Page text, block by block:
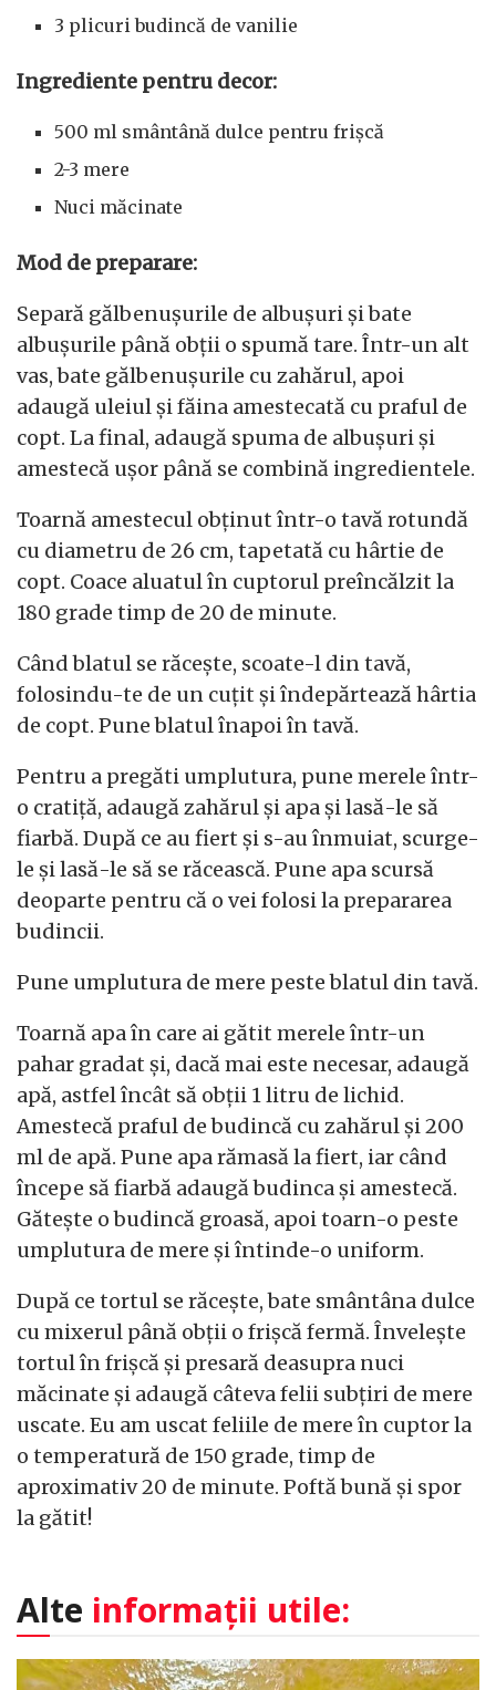
3 plicuri budincă de vanilie
Ingrediente pentru decor:
500 ml smântână dulce pentru frișcă
2-3 mere
Nuci măcinate
Mod de preparare:
Separă gălbenușurile de albușuri și bate
albușurile până obții o spumă tare. Într-un alt
vas, bate gălbenușurile cu zahărul, apoi
adaugă uleiul și făina amestecată cu praful de
copt. La final, adaugă spuma de albușuri și
amestecă ușor până se combină ingredientele.
Toarnă amestecul obținut într-o tavă rotundă
cu diametru de 26 cm, tapetată cu hârtie de
copt. Coace aluatul în cuptorul preîncălzit la
180 grade timp de 20 de minute.
Când blatul se răcește, scoate-l din tavă,
folosindu-te de un cuțit și îndepărtează hârtia
de copt. Pune blatul înapoi în tavă.
Pentru a pregăti umplutura, pune merele într-
o cratiță, adaugă zahărul și apa și lasă-le să
fiarbă. După ce au fiert și s-au înmuiat, scurge-
le și lasă-le să se răcească. Pune apa scursă
deoparte pentru că o vei folosi la prepararea
budincii.
Pune umplutura de mere peste blatul din tavă.
Toarnă apa în care ai gătit merele într-un
pahar gradat și, dacă mai este necesar, adaugă
apă, astfel încât să obții 1 litru de lichid.
Amestecă praful de budincă cu zahărul și 200
ml de apă. Pune apa rămasă la fiert, iar când
începe să fiarbă adaugă budinca și amestecă.
Gătește o budincă groasă, apoi toarn-o peste
umplutura de mere și întinde-o uniform.
După ce tortul se răcește, bate smântâna dulce
cu mixerul până obții o frișcă fermă. Învelește
tortul în frișcă și presară deasupra nuci
măcinate și adaugă câteva felii subțiri de mere
uscate. Eu am uscat feliile de mere în cuptor la
o temperatură de 150 grade, timp de
aproximativ 20 de minute. Poftă bună și spor
la gătit!
Alte informații utile: